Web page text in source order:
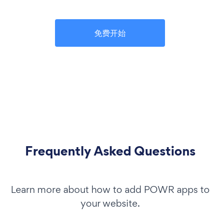
免费开始
Frequently Asked Questions
Learn more about how to add POWR apps to
your website.